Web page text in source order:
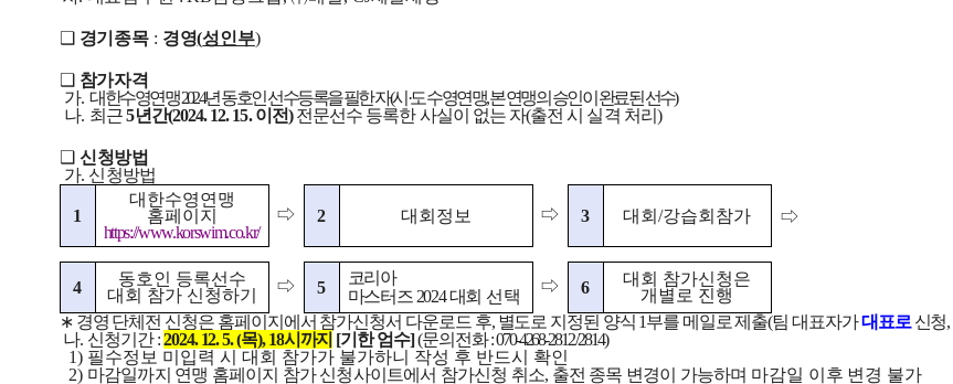
❑ 경기종목 : 경영(성인부)
❑ 참가자격
가.대한수영연맹2024년 동호인 선수등록을 필한 자(시 ·도 수영연맹,본 연맹의 승인이 완료된 선수)
나. 최근5년간(2024. 12. 15.이전) 전문선수 등록한 사실이 없는 자(출전 시 실격 처리 )
❑ 신청방법
가. 신청방법
1
대한수영연맹
홈페이지
https://www.korswim.co.kr/
⇨ 2 대회정보 ⇨ 3 대회/강습회참가 ⇨
4
동호인 등록선수
대회 참가 신청하기
⇨ 5
코리아
마스터즈 2024대회 선택
⇨ 6
대회 참가신청은
개별로 진행
∗ 경영 단체전 신청은 홈페이지에서 참가신청서 다운로드 후, 별도로 지정된 양식 1부를 메일로 제출(팀 대표자가대표로 신청,
나. 신청기간:2024. 12. 5. (목), 18시까지 [기한 엄수](문의전화:070-4268-2812 /2814)
1) 필수정보 미입력 시 대회 참가가 불가하니 작성 후 반드시 확인
2) 마감일까지 연맹 홈페이지 참가 신청사이트에서 참가신청 취소, 출전 종목 변경이 가능하며 마감일 이후 변경 불가